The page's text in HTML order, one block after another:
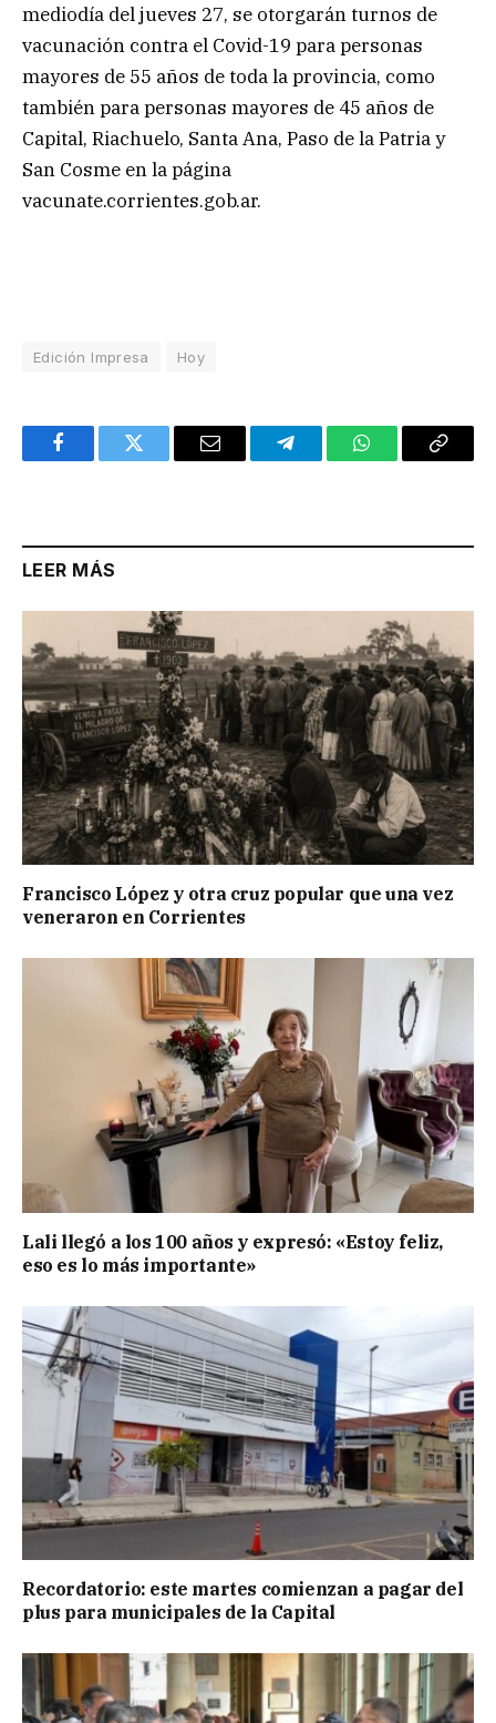
mediodía del jueves 27, se otorgarán turnos de
vacunación contra el Covid-19 para personas
mayores de 55 años de toda la provincia, como
también para personas mayores de 45 años de
Capital, Riachuelo, Santa Ana, Paso de la Patria y
San Cosme en la página
vacunate.corrientes.gob.ar.
Edición Impresa Hoy
FacebookTwitter Email TelegramWhatsAppCopy
LEER MÁS
Francisco López y otra cruz popular que una vez
veneraron en Corrientes
Lali llegó a los 100 años y expresó: «Estoy feliz,
eso es lo más importante»
Recordatorio: este martes comienzan a pagar del
plus para municipales de la Capital